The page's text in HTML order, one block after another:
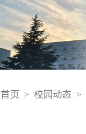
页 > 校园动态 >